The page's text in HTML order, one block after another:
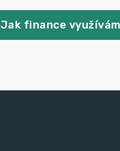
Jak finance